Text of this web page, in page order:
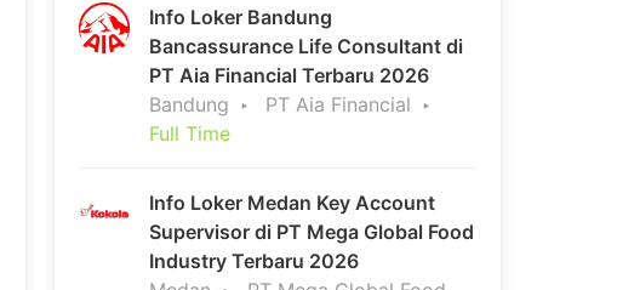
Info Loker Bandung
Bancassurance Life Consultant di
PT Aia Financial Terbaru 2026
Bandung
PT Aia Financial
Full Time
Info Loker Medan Key Account
Supervisor di PT Mega Global Food
Industry Terbaru 2026